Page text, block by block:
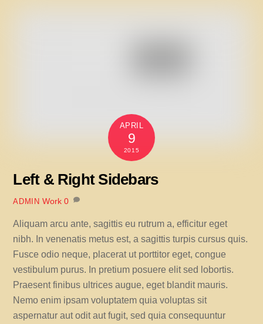
APRIL
9
2015
Left & Right Sidebars
ADMIN Work 0
Aliquam arcu ante, sagittis eu rutrum a, efficitur eget
nibh. In venenatis metus est, a sagittis turpis cursus quis.
Fusce odio neque, placerat ut porttitor eget, congue
vestibulum purus. In pretium posuere elit sed lobortis.
Praesent finibus ultrices augue, eget blandit mauris.
Nemo enim ipsam voluptatem quia voluptas sit
aspernatur aut odit aut fugit, sed quia consequuntur